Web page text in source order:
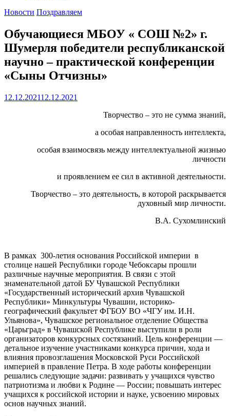
Новости Поздравляем
Обучающиеся МБОУ « СОШ №2» г.
Шумерля победители республиканской
научно – практической конференции
«Сыны Отчизны»
12.12.202112.12.2021
Творчество – это не сумма знаний,
а особая направленность интеллекта,
особая взаимосвязь между интеллектуальной жизнью
личности
и проявлением ее сил в активной деятельности.
Творчество – это деятельность, в которой раскрывается
духовный мир личности.
В.А. Сухомлинский
В рамках 300-летия основания Российской империи в
столице нашей Республики городе Чебоксары прошли
различные научные мероприятия. В связи с этой
знаменательной датой БУ Чувашской Республики
«Государственный исторический архив Чувашской
Республики» Минкультуры Чувашии, историко-
географический факультет ФГБОУ ВО «ЧГУ им. И.Н.
Ульянова», Чувашское региональное отделение Общества
«Царьград» в Чувашской Республике выступили в роли
организаторов конкурсных состязаний. Цель конференции —
детальное изучение участниками конкурса причин, хода и
влияния провозглашения Московской Руси Российской
империей в правление Петра. В ходе работы конференции
решались следующие задачи: развивать у учащихся чувство
патриотизма и любви к Родине — России; повышать интерес
учащихся к российской истории и науке, усвоению мировых
основ научных знаний.